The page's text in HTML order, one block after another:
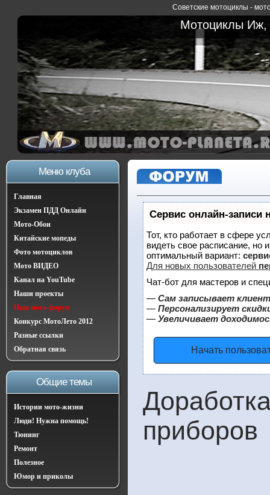
Советские мотоциклы -
Мотоциклы Иж,
Меню клуба
Главная
Экзамен ПДД Онлайн
Мото-Обои
Китайские мопеды
Фото мотоциклов
Мото ВИДЕО
Канал на YouTube
Наши проекты
Наш мото-форум
Конкурс МотоЛето 2012
Разные ссылки
Обратная связь
Общие темы
Истории мото-жизни
Люди! Нужна помощь!
Тюнинг
Ремонт
Полезное
Юмор и приколы
Сервис онлайн-записи
Тот, кто работает в сфере
видеть свое расписание,
оптимальный вариант:
Для новых пользователей
Чат-бот для мастеров и
— Сам записывает
— Персонализирует
— Увеличивает
Начать
приборов